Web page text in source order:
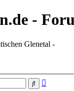
-
Glenetal -
Suche